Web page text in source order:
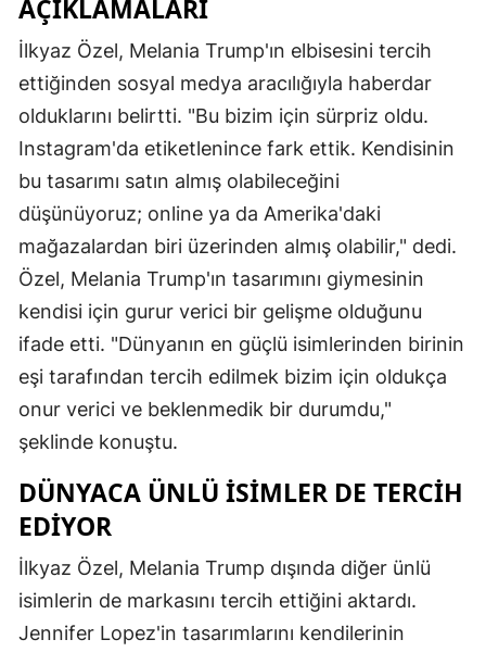
AÇIKLAMALARI
İlkyaz Özel, Melania Trump'ın elbisesini tercih
ettiğinden sosyal medya aracılığıyla haberdar
olduklarını belirtti. "Bu bizim için sürpriz oldu.
Instagram'da etiketlenince fark ettik. Kendisinin
bu tasarımı satın almış olabileceğini
düşünüyoruz; online ya da Amerika'daki
mağazalardan biri üzerinden almış olabilir," dedi.
Özel, Melania Trump'ın tasarımını giymesinin
kendisi için gurur verici bir gelişme olduğunu
ifade etti. "Dünyanın en güçlü isimlerinden birinin
eşi tarafından tercih edilmek bizim için oldukça
onur verici ve beklenmedik bir durumdu,"
şeklinde konuştu.
DÜNYACA ÜNLÜ İSIMLER DE TERCIH
EDIYOR
İlkyaz Özel, Melania Trump dışında diğer ünlü
isimlerin de markasını tercih ettiğini aktardı.
Jennifer Lopez'in tasarımlarını kendilerinin